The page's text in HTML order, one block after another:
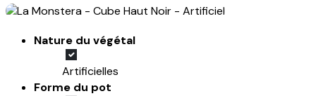
Nature du végétal
Artificielles
Forme du pot